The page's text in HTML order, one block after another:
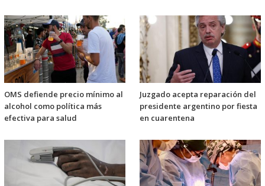
OMS defiende precio mínimo al
alcohol como política más
efectiva para salud
Juzgado acepta reparación del
presidente argentino por fiesta
en cuarentena